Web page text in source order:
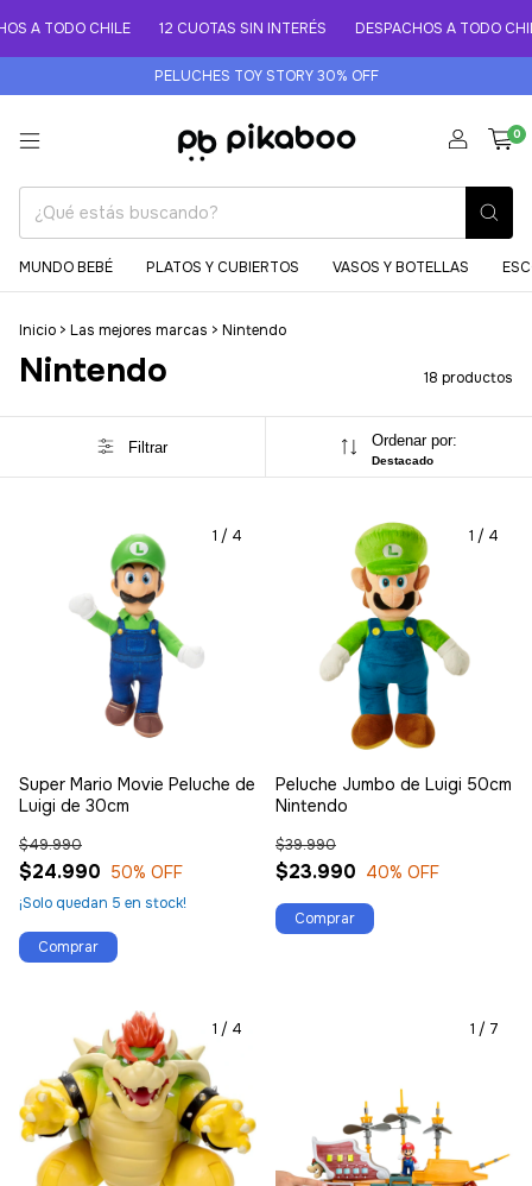
A TODO CHILE 12 CUOTAS SIN INTERÉS DESPACHOS A TODO CHILE
PELUCHES TOY STORY 30% OFF
0
MUNDO BEBÉ PLATOS Y CUBIERTOS VASOS Y BOTELLAS
Inicio > Las mejores marcas > Nintendo
Nintendo 18 productos
Filtrar Ordenar por:
Destacado
1 / 4
Super Mario Movie Peluche de
Luigi de 30cm
$24.990
$49.990
50% OFF
¡Solo quedan 5 en stock!
1 / 4
Peluche Jumbo de Luigi 50cm
Nintendo
$23.990
$39.990
40% OFF
1 / 4 1 / 7